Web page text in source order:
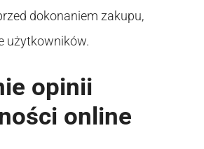
dokonaniem zakupu,
użytkowników.
opinii
online